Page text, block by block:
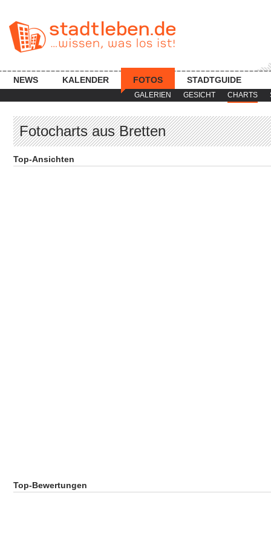
GALERIEN GESICHT CHARTS
NEWS KALENDER FOTOS STADTGUIDE
Fotocharts aus Bretten
Top-Ansichten
Top-Bewertungen